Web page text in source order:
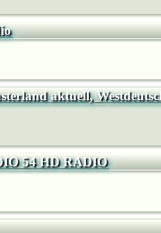
aktuell,
54 HD RADIO